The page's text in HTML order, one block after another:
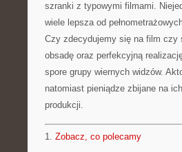
szranki z typowymi filmami.
wiele lepsza od
Czy zdecydujemy się na film czy
obsadę oraz perfekcyjną
spore grupy wiernych widzów.
natomiast pieniądze zbijane na
produkcji.
1. Zobacz, co polecamy